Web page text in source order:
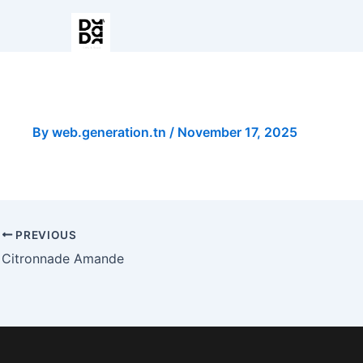
By web.generation.tn / November 17, 2025
PREVIOUS
Citronnade Amande